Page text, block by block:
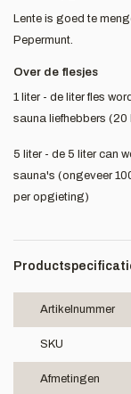
Lente is goed te
Pepermunt.
Over de flesjes
1 liter - de liter fles
sauna liefhebbers (20
5 liter - de 5 liter can
sauna's (ongeveer
per opgieting)
Artikelnummer
SKU
Afmetingen